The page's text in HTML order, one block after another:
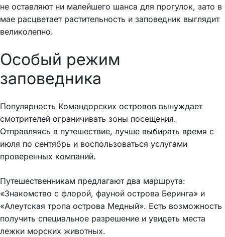
не оставляют ни малейшего шанса для прогулок, зато в
мае расцветает растительность и заповедник выглядит
великолепно.
Особый режим
заповедника
Популярность Командорских островов вынуждает
смотрителей ограничивать зоны посещения.
Отправляясь в путешествие, лучше выбирать время с
июля по сентябрь и воспользоваться услугами
проверенных компаний.
Путешественникам предлагают два маршрута:
«Знакомство с флорой, фауной острова Беринга» и
«Алеутская тропа острова Медный». Есть возможность
получить специальное разрешение и увидеть места
лежки морских животных.